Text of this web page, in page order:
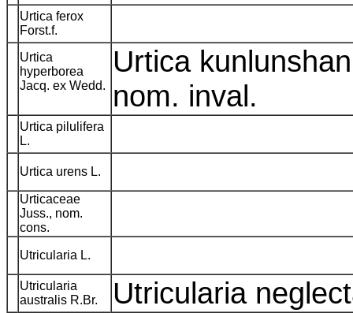
Urtica ferox
Forst.f.
Urtica
hyperborea
Jacq. ex Wedd.
Urtica
nom. inval.
Urtica pilulifera
L.
Urtica urens L.
Urticaceae
Juss., nom.
cons.
Utricularia L.
Utricularia
australis R.Br.
Utricularia